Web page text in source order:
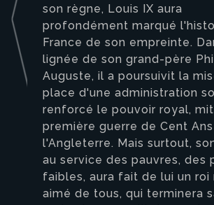
son règne, Louis IX aura
profondément marqué
France de son empreinte.
lignée de son grand-père
Auguste, il a poursuivit la
place d'une administration
renforcé le pouvoir royal,
première guerre de Cent
l'Angleterre. Mais surtout,
au service des pauvres, des
faibles, aura fait de lui un roi
aimé de tous, qui terminera